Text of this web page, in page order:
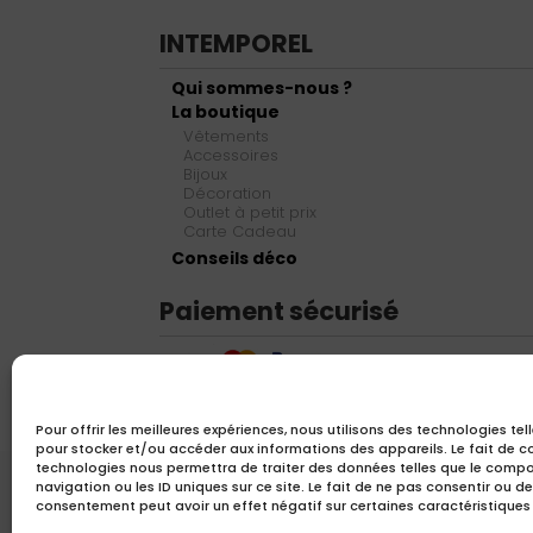
Pour offrir les meilleures expériences, nous utilisons des technologies
pour stocker et/ou accéder aux informations des appareils. Le fait de
technologies nous permettra de traiter des données telles que le
navigation ou les ID uniques sur ce site. Le fait de ne pas consentir ou
consentement peut avoir un effet négatif sur certaines
INTEMPOREL
Qui sommes-nous ?
La boutique
Vêtements
Accessoires
Bijoux
Décoration
Outlet à petit prix
Carte Cadeau
Conseils déco
Paiement sécurisé